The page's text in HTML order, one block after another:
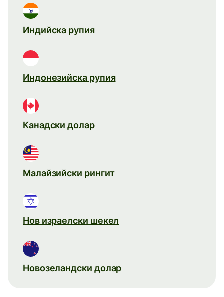
Индийска рупия
Индонезийска рупия
Канадски долар
Малайзийски рингит
Нов израелски шекел
Новозеландски долар